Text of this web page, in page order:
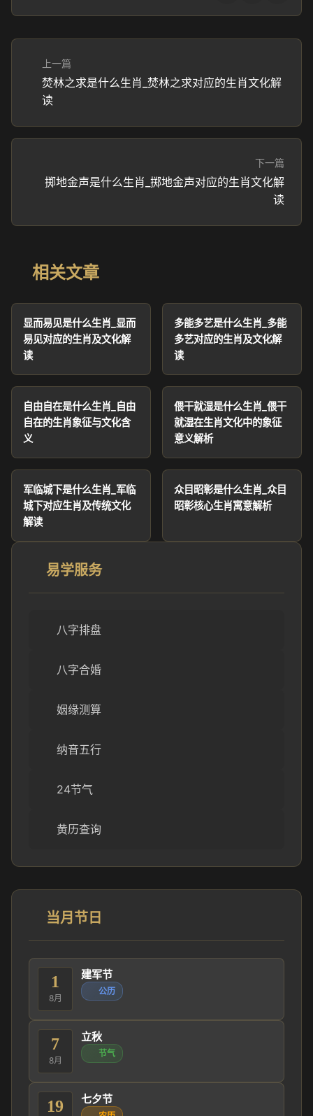
上一篇
焚林之求是什么生肖_焚林之求对应的生肖文化解
读
下一篇
掷地金声是什么生肖_掷地金声对应的生肖文化解
读
相关文章
显而易见是什么生肖_显而
易见对应的生肖及文化解
读
多能多艺是什么生肖_多能
多艺对应的生肖及文化解
读
自由自在是什么生肖_自由
自在的生肖象征与文化含
义
偎干就湿是什么生肖_偎干
就湿在生肖文化中的象征
意义解析
军临城下是什么生肖_军临
城下对应生肖及传统文化
解读
众目昭彰是什么生肖_众目
昭彰核心生肖寓意解析
易学服务
八字排盘
八字合婚
姻缘测算
纳音五行
24节气
黄历查询
当月节日
1
8月
建军节
公历
7
8月
立秋
节气
19 七夕节